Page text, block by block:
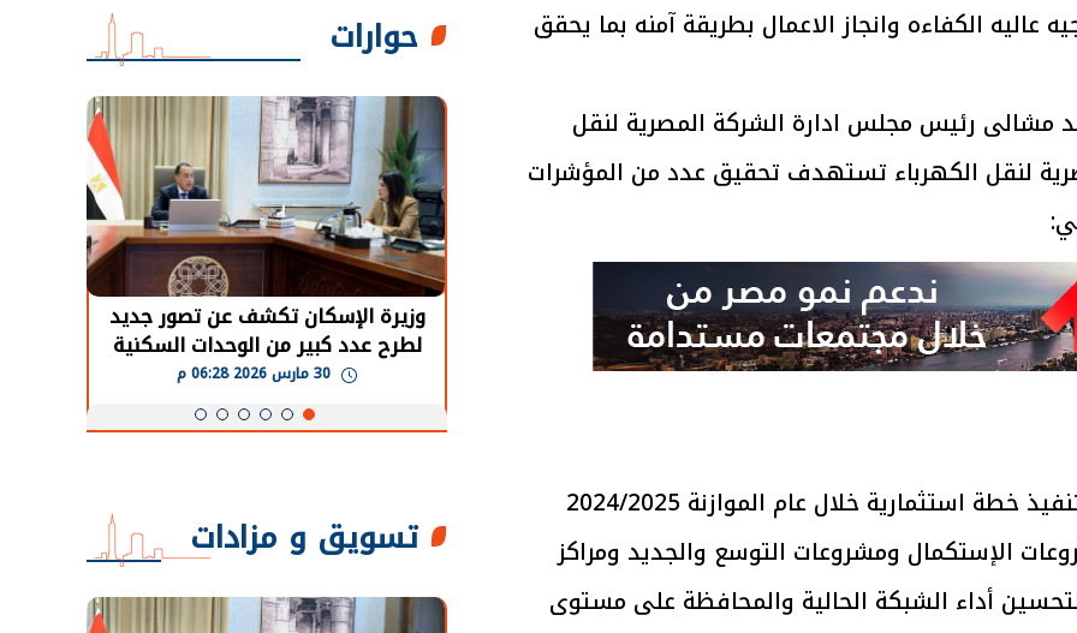
عاليه الكفاءه وانجاز الاعمال بطريقة آمنه بما يحقق
رئيس مجلس ادارة الشركة المصرية لنقل
لنقل الكهرباء تستهدف تحقيق عدد من المؤشرات
الخطة الاستثمارية حيث من المستهدف تنفيذ خطة استثمارية خلال عام الموازنة 2024/2025
الإستكمال ومشروعات التوسع والجديد ومراكز
بقيمة 42 مليار جنيه لتحسين أداء الشبكة الحالية والمحافظة على مستوى
حوارات
الإجراءات الخاصة
الرئاسية بطرح وحدات
للمواطنين
افتتاح «إيجبس 2026» بحضور دولي
واسع.. والبترول: مصر تعزز مكانتها
بوصفها مركزًا إقليميًّا للطاقة
30 مارس 2026 03:59 م
وزيرة الإسكان تكشف عن تصور جديد
لطرح عدد كبير من الوحدات السكنية
بنظام الإيجار
تسويق و مزادات